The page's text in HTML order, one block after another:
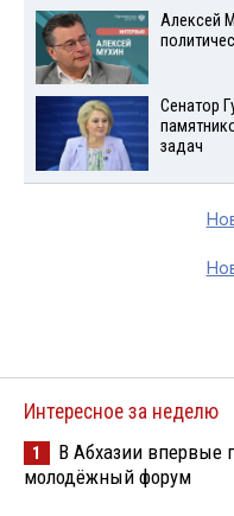
Алексей
Сенатор
задач
Интересное за неделю
1
В Абхазии впервые
молодёжный форум